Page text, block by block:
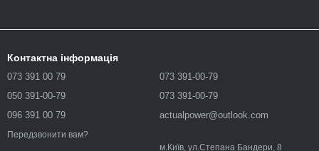
Контактна інформація
073 391 00 79
050 391-00-79
096 391 00 79
Передзвонити вам?
073 391-00-79
073 391-00-79
actualpower@outlook.com
м.Київ, ул.Степана Бандери, 8